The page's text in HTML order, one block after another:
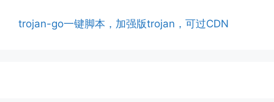
trojan-go一键脚本，加强版trojan，可过CDN